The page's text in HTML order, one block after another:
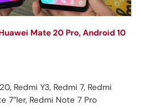
Mate 20 Pro, Android 10
Redmi Y3, Redmi 7, Redmi
7”ler, Redmi Note 7 Pro